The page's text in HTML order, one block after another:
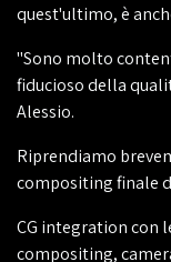
quest'ultimo, è
"Sono molto
fiducioso della
Alessio.
Riprendiamo
compositing finale
CG integration con
compositing,